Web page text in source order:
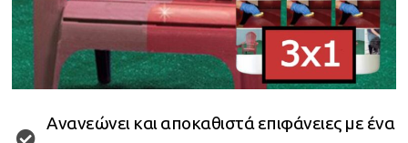
Ανανεώνει και αποκαθιστά επιφάνειες με ένα